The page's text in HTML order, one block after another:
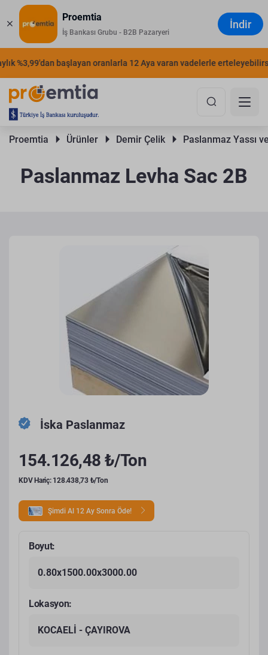
Proemtia
İş Bankası Grubu - B2B Pazaryeri
İndir
%3,99'dan başlayan oranlarla 12 Aya varan vadelerle
Proemtia Ürünler Demir Çelik Paslanmaz Yassı
Paslanmaz Levha Sac 2B
İska Paslanmaz
154.126,48 ₺/Ton
KDV Hariç: 128.438,73 ₺/Ton
Şimdi Al 12 Ay Sonra Öde!
Boyut:
0.80x1500.00x3000.00
Lokasyon:
KOCAELİ - ÇAYIROVA